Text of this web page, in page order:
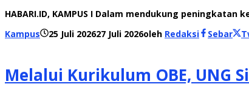
HABARI.ID, KAMPUS I Dalam mendukung
Kampus
25 Juli 202627 Juli 2026oleh Redaksi Sebar
Melalui Kurikulum OBE, UNG